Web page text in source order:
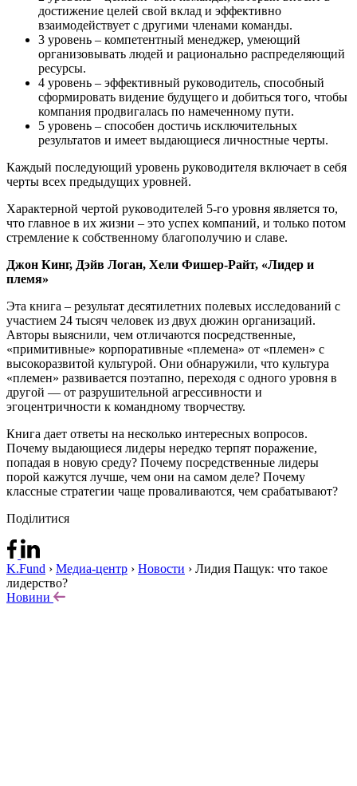
достижение целей свой вклад и эффективно
взаимодействует с другими членами команды.
3 уровень – компетентный менеджер, умеющий
организовывать людей и рационально распределяющий
ресурсы.
4 уровень – эффективный руководитель, способный
сформировать видение будущего и добиться того, чтобы
компания продвигалась по намеченному пути.
5 уровень – способен достичь исключительных
результатов и имеет выдающиеся личностные черты.
Каждый последующий уровень руководителя включает в себя
черты всех предыдущих уровней.
Характерной чертой руководителей 5-го уровня является то,
что главное в их жизни – это успех компаний, и только потом
стремление к собственному благополучию и славе.
Джон Кинг, Дэйв Логан, Хели Фишер-Райт, «Лидер и
племя»
Эта книга – результат десятилетних полевых исследований с
участием 24 тысяч человек из двух дюжин организаций.
Авторы выяснили, чем отличаются посредственные,
«примитивные» корпоративные «племена» от «племен» с
высокоразвитой культурой. Они обнаружили, что культура
«племен» развивается поэтапно, переходя с одного уровня в
другой — от разрушительной агрессивности и
эгоцентричности к командному творчеству.
Книга дает ответы на несколько интересных вопросов.
Почему выдающиеся лидеры нередко терпят поражение,
попадая в новую среду? Почему посредственные лидеры
порой кажутся лучше, чем они на самом деле? Почему
классные стратегии чаще проваливаются, чем срабатывают?
Поділитися
K.Fund › Медиа-центр › Новости › Лидия Пащук: что такое
лидерство?
Новини